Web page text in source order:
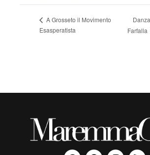
A Grosseto il Movimento
Esasperatista
Farfalla